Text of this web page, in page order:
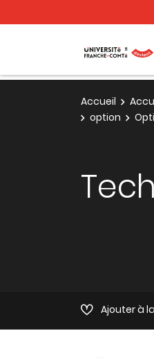
Accueil
option
Ajouter à